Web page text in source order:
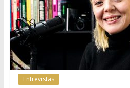
Entrevistas